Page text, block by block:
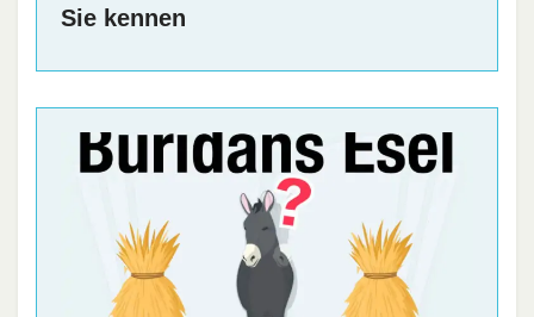
Sie kennen